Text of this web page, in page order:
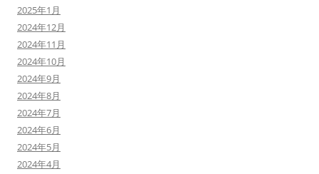
2025年1月
2024年12月
2024年11月
2024年10月
2024年9月
2024年8月
2024年7月
2024年6月
2024年5月
2024年4月